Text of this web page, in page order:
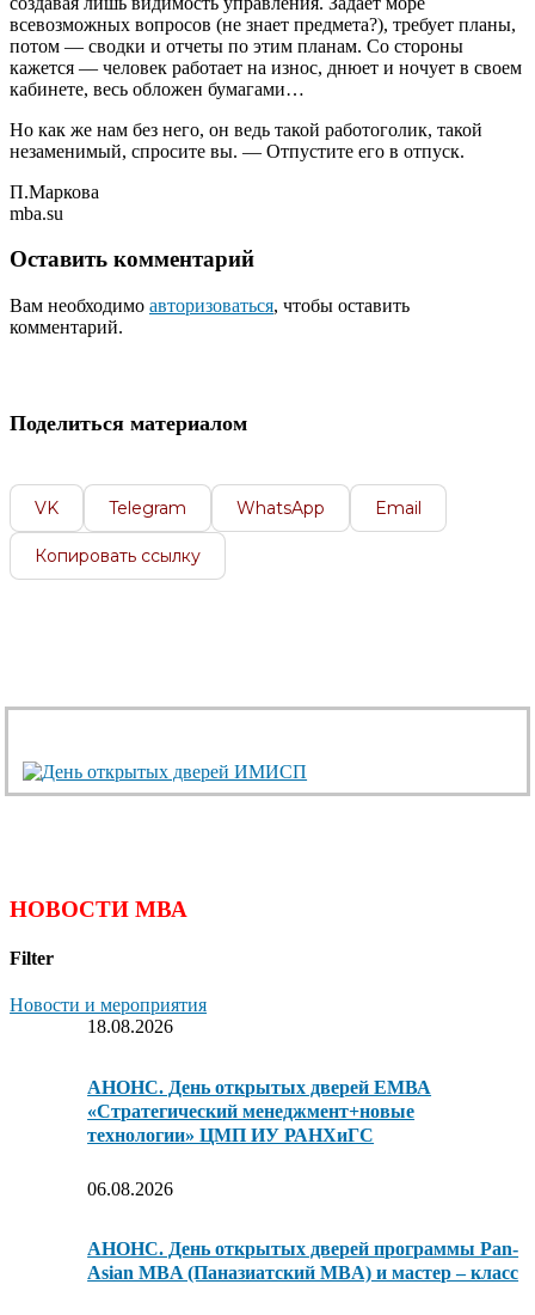
всевозможных вопросов (не знает предмета?), требует планы,
потом — сводки и отчеты по этим планам. Со стороны
кажется — человек работает на износ, днюет и ночует в своем
кабинете, весь обложен бумагами…
Но как же нам без него, он ведь такой работоголик, такой
незаменимый, спросите вы. — Отпустите его в отпуск.
П.Маркова
mba.su
Оставить комментарий
Вам необходимо авторизоваться, чтобы оставить
комментарий.
Поделиться материалом
VK Telegram WhatsApp Email
Копировать ссылку
НОВОСТИ МВА
Filter
Новости и мероприятия
18.08.2026
АНОНС. День открытых дверей ЕМВА
«Стратегический менеджмент+новые
технологии» ЦМП ИУ РАНХиГС
06.08.2026
АНОНС. День открытых дверей программы Pan-
Asian MBA (Паназиатский MBA) и мастер – класс